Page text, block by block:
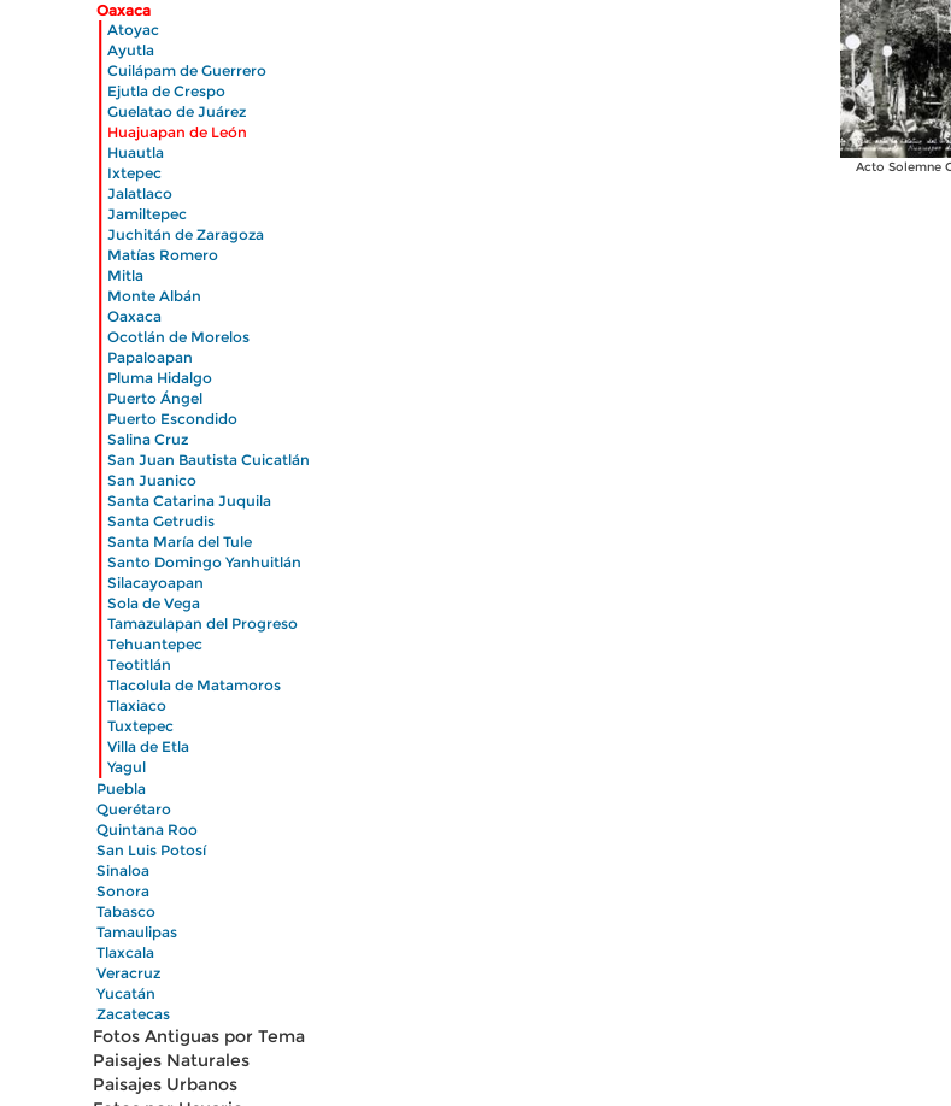
Oaxaca
| Atoyac
Ayutla
Cuilápam de Guerrero
Ejutla de Crespo
Guelatao de Juárez
Huajuapan de León
Huautla
Ixtepec
Jalatlaco
Jamiltepec
Juchitán de Zaragoza
Matías Romero
Mitla
Monte Albán
Oaxaca
Ocotlán de Morelos
Papaloapan
Pluma Hidalgo
Puerto Ángel
Puerto Escondido
Salina Cruz
San Juan Bautista Cuicatlán
San Juanico
Santa Catarina Juquila
Santa Getrudis
Santa María del Tule
Santo Domingo Yanhuitlán
Silacayoapan
Sola de Vega
Tamazulapan del Progreso
Tehuantepec
Teotitlán
Tlacolula de Matamoros
Tlaxiaco
Tuxtepec
Villa de Etla
Yagul
Puebla
Querétaro
Quintana Roo
San Luis Potosí
Sinaloa
Sonora
Tabasco
Tamaulipas
Tlaxcala
Veracruz
Yucatán
Zacatecas
Fotos Antiguas por Tema
Paisajes Naturales
Paisajes Urbanos
Acto Solemne